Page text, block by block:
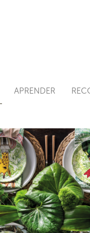
APRENDER